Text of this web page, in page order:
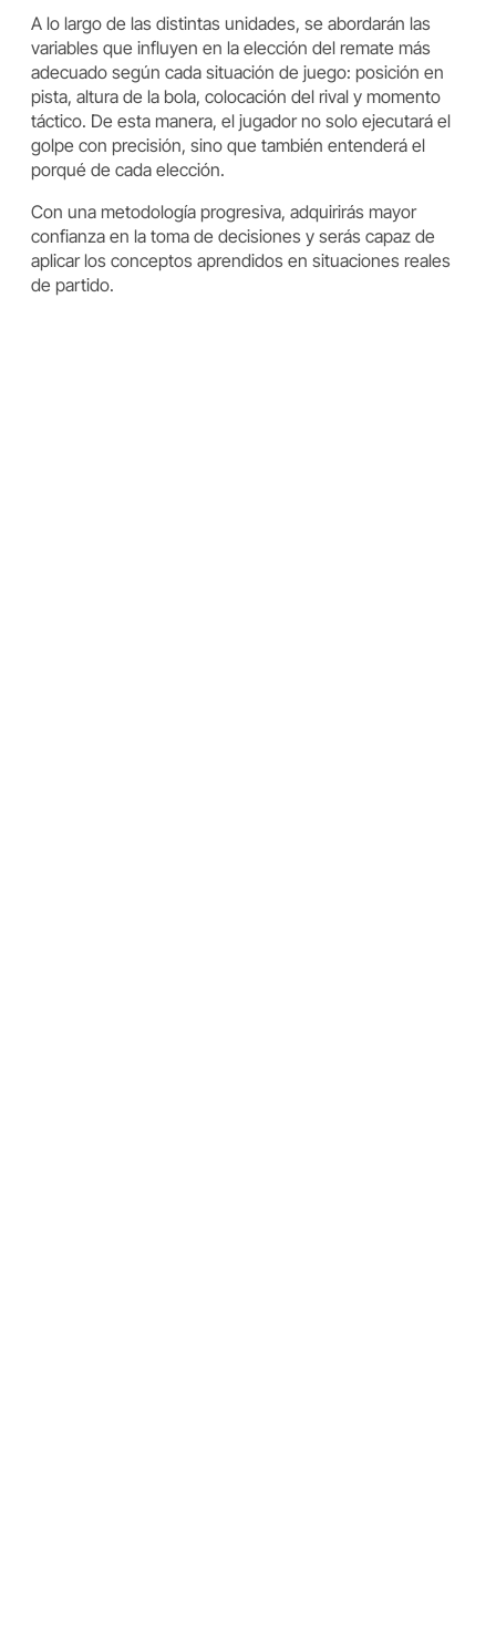
A lo largo de las distintas unidades, se abordarán las
variables que influyen en la elección del remate más
adecuado según cada situación de juego: posición en
pista, altura de la bola, colocación del rival y momento
táctico. De esta manera, el jugador no solo ejecutará el
golpe con precisión, sino que también entenderá el
porqué de cada elección.
Con una metodología progresiva, adquirirás mayor
confianza en la toma de decisiones y serás capaz de
aplicar los conceptos aprendidos en situaciones reales
de partido.